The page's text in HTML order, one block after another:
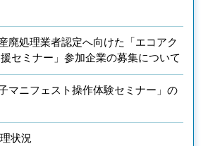
廃処理業者認定へ向けた「エコアク
セミナー」参加企業の募集について
マニフェスト操作体験セミナー」の
状況